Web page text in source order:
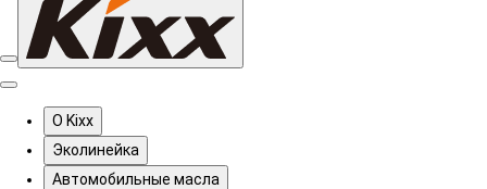
О Kixx
Эколинейка
Автомобильные масла